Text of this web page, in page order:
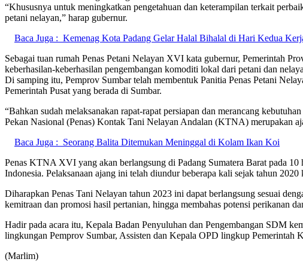
“Khususnya untuk meningkatkan pengetahuan dan keterampilan terkait
petani nelayan,” harap gubernur.
Baca Juga : Kemenag Kota Padang Gelar Halal Bihalal di Hari Kedua
Sebagai tuan rumah Penas Petani Nelayan XVI kata gubernur, Pemerintah
keberhasilan-keberhasilan pengembangan komoditi lokal dari petani dan
Di samping itu, Pemprov Sumbar telah membentuk Panitia Penas Petani
Pemerintah Pusat yang berada di Sumbar.
“Bahkan sudah melaksanakan rapat-rapat persiapan dan merancang
Pekan Nasional (Penas) Kontak Tani Nelayan Andalan (KTNA) merupakan
Baca Juga : Seorang Balita Ditemukan Meninggal di Kolam Ikan Koi
Penas KTNA XVI yang akan berlangsung di Padang Sumatera Barat pada
Indonesia. Pelaksanaan ajang ini telah diundur beberapa kali sejak tahun
Diharapkan Penas Tani Nelayan tahun 2023 ini dapat berlangsung sesuai
kemitraan dan promosi hasil pertanian, hingga membahas potensi perikanan
Hadir pada acara itu, Kepala Badan Penyuluhan dan Pengembangan SDM
lingkungan Pemprov Sumbar, Assisten dan Kepala OPD lingkup Pemerintah
(Marlim)